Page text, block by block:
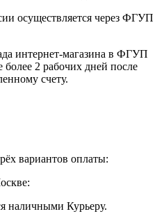
осуществляется через ФГУП
интернет-магазина в ФГУП
более 2 рабочих дней после
счету.
вариантов оплаты:
наличными Курьеру.